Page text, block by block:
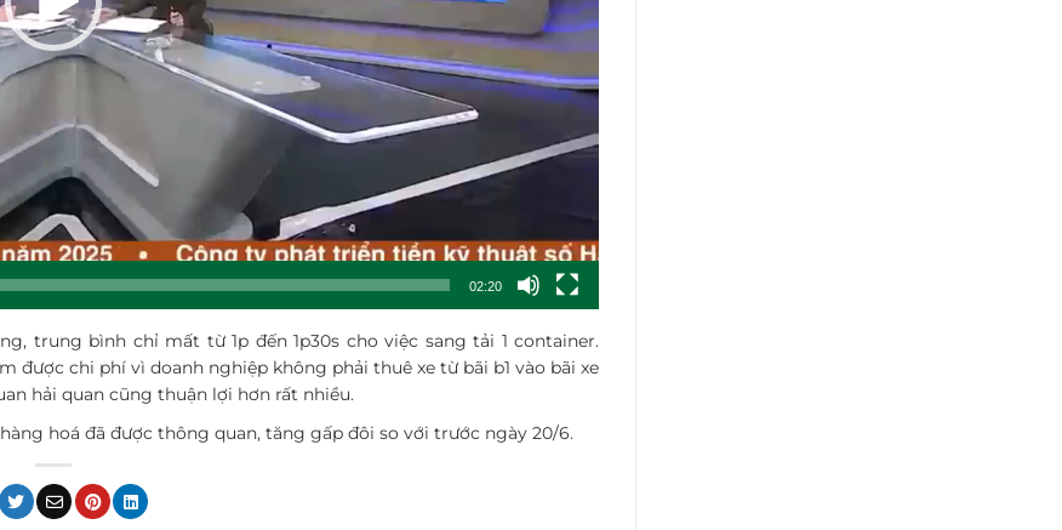
02:20
trung bình chỉ mất từ 1p đến 1p30s cho việc sang tải 1 container.
chi phí vì doanh nghiệp không phải thuê xe từ bãi b1 vào bãi xe
hải quan cũng thuận lợi hơn rất nhiều.
hoá đã được thông quan, tăng gấp đôi so với trước ngày 20/6.